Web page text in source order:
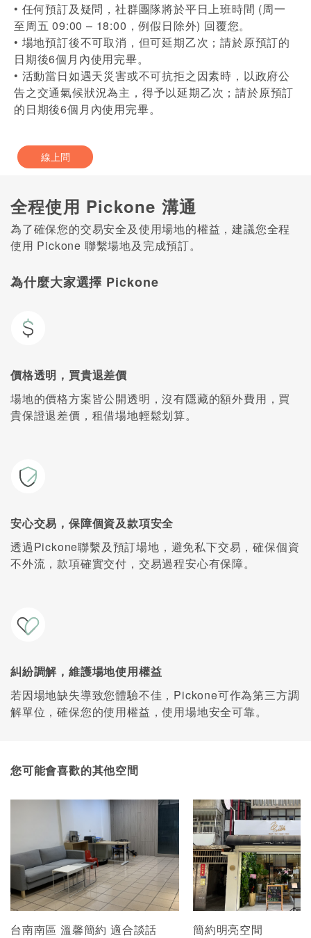
• 任何預訂及疑問，社群團隊將於平日上班時間 (周一
至周五 09:00 – 18:00，例假日除外) 回覆您。
• 場地預訂後不可取消，但可延期乙次；請於原預訂的
日期後6個月內使用完畢。
• 活動當日如遇天災害或不可抗拒之因素時，以政府公
告之交通氣候狀況為主，得予以延期乙次；請於原預訂
的日期後6個月內使用完畢。
線上問
全程使用 Pickone 溝通
為了確保您的交易安全及使用場地的權益，建議您全程
使用 Pickone 聯繫場地及完成預訂。
為什麼大家選擇 Pickone
價格透明，買貴退差價
場地的價格方案皆公開透明，沒有隱藏的額外費用，買
貴保證退差價，租借場地輕鬆划算。
安心交易，保障個資及款項安全
透過Pickone聯繫及預訂場地，避免私下交易，確保個資
不外流，款項確實交付，交易過程安心有保障。
糾紛調解，維護場地使用權益
若因場地缺失導致您體驗不佳，Pickone可作為第三方調
解單位，確保您的使用權益，使用場地安全可靠。
您可能會喜歡的其他空間
台南南區 溫馨簡約 適合談話 簡約明亮空間